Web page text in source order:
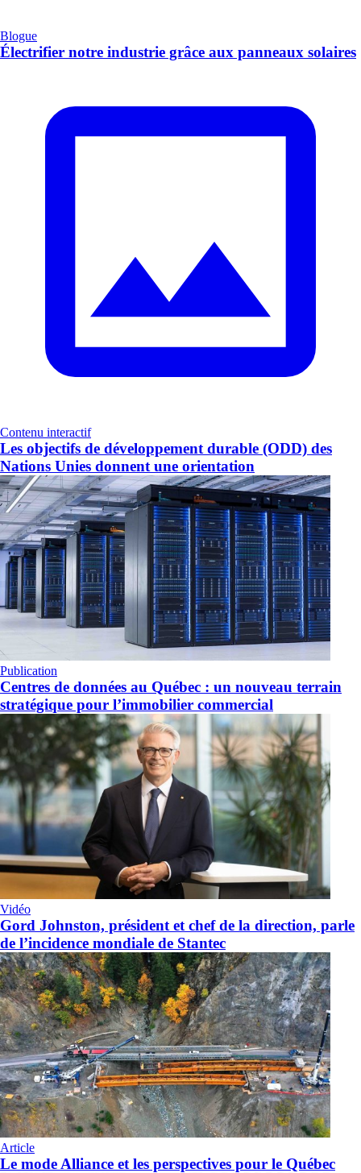
Blogue
Électrifier notre industrie grâce aux panneaux solaires
Contenu interactif
Les objectifs de développement durable (ODD) des
Nations Unies donnent une orientation
Publication
Centres de données au Québec : un nouveau terrain
stratégique pour l’immobilier commercial
Vidéo
Gord Johnston, président et chef de la direction, parle
de l’incidence mondiale de Stantec
Article
Le mode Alliance et les perspectives pour le Québec